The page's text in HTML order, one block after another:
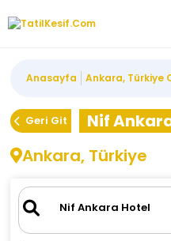
Anasayfa Ankara, Türkiye
Geri Git
Nif
Ankara, Türkiye